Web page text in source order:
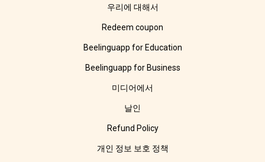
우리에 대해서
Redeem coupon
Beelinguapp for Education
Beelinguapp for Business
미디어에서
날인
Refund Policy
개인 정보 보호 정책